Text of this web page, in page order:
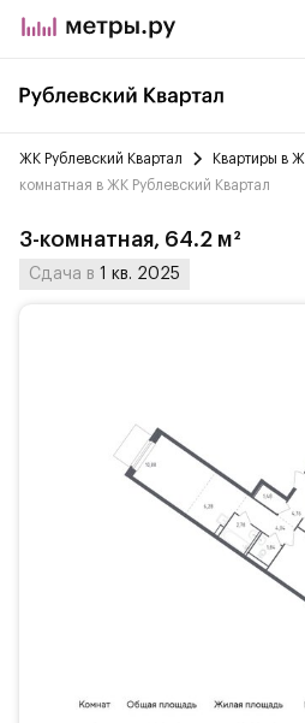
ЖК Рублевский Квартал Квартиры в
комнатная в ЖК Рублевский Квартал
3-комнатная, 64.2 м²
Сдача в 1 кв. 2025